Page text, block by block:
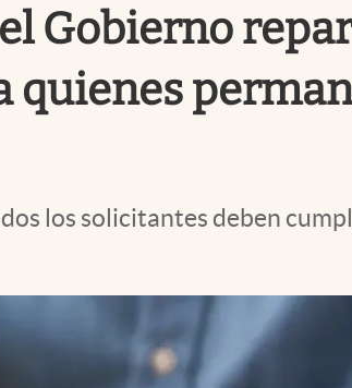
Gobierno
quienes
los solicitantes deben